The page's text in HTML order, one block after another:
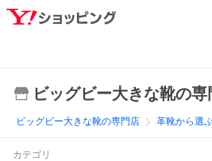
ビッグビー大きな靴の専
ビッグビー大きな靴の専門店 革靴から選
カテゴリ